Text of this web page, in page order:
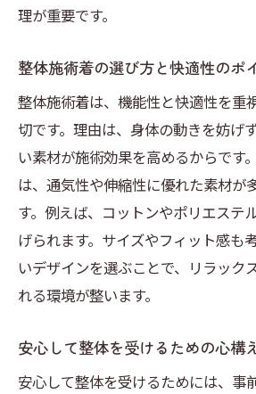
理が重要です。
整体施術着の選び方と快適性のポ
整体施術着は、機能性と快適性を重
切です。理由は、身体の動きを妨げ
い素材が施術効果を高めるからです
は、通気性や伸縮性に優れた素材が
す。例えば、コットンやポリエステ
げられます。サイズやフィット感も
いデザインを選ぶことで、リラック
れる環境が整います。
安心して整体を受けるための心構
安心して整体を受けるためには、事